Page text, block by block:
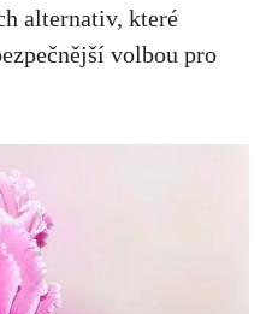
alternativ, které
volbou pro